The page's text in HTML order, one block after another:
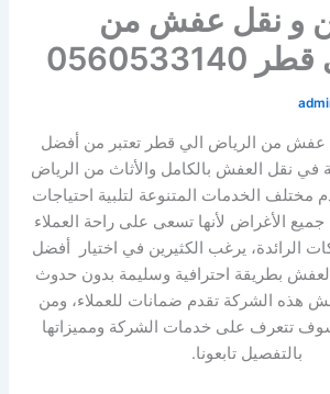
و نقل عفش من
من الرياض الي قطر تعتبر من أفضل
نقل العفش بالكامل والأثاث من الرياض
مختلف الخدمات المتنوعة لتلبية احتياجات
جميع الأغراض لأنها تسعى على راحة العملاء
الرائدة، يرغب الكثيرين في اختيار أفضل
بطريقة احترافية وسليمة بدون حدوث
هذه الشركة تقدم ضمانات للعملاء، ومن
سوف تتعرف على خدمات الشركة ومميزاتها
بالتفصيل تابعونا.